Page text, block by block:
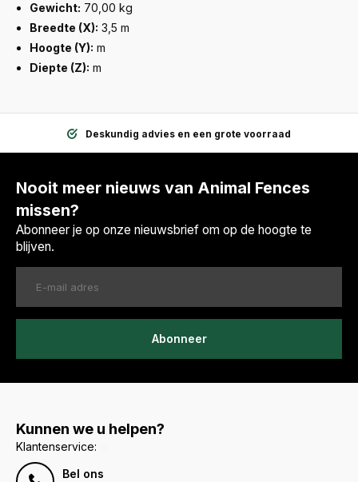
Gewicht: 70,00 kg
Breedte (X): 3,5 m
Hoogte (Y): m
Diepte (Z): m
Deskundig advies en een grote voorraad
Nooit meer nieuws van Animal Fences
missen?
Abonneer je op onze nieuwsbrief om op de hoogte te
blijven.
Abonneer
Kunnen we u helpen?
Klantenservice:
Bel ons